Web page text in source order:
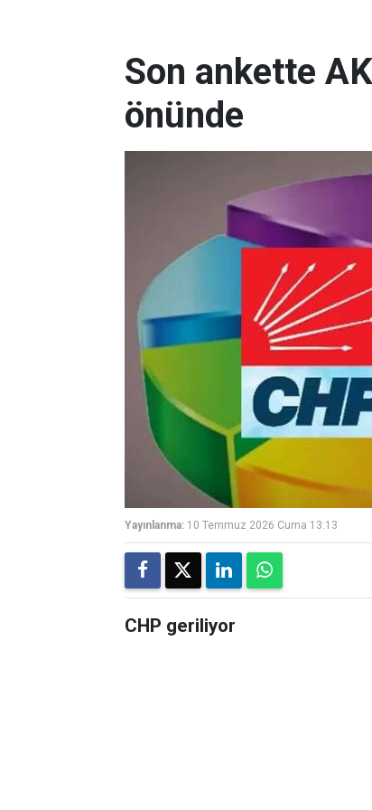
Son ankette
önünde
Yayınlanma: 10 Temmuz 2026 Cuma 13:13
CHP geriliyor